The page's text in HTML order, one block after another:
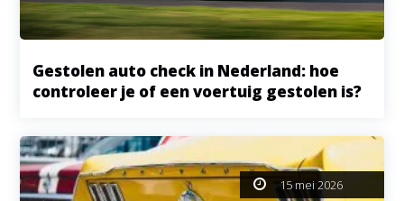
Gestolen auto check in Nederland: hoe
controleer je of een voertuig gestolen is?
15 mei 2026